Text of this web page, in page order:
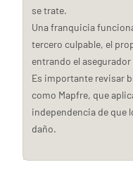
se trate.
Una franquicia
tercero culpable, el
entrando el
Es importante revisar
como Mapfre, que
independencia de que
daño.